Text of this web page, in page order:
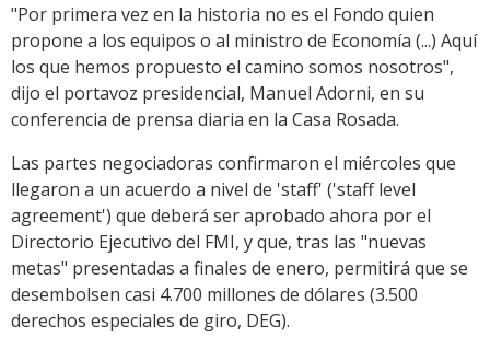
"Por primera vez en la historia no es el Fondo quien
propone a los equipos o al ministro de Economía (...) Aquí
los que hemos propuesto el camino somos nosotros",
dijo el portavoz presidencial, Manuel Adorni, en su
conferencia de prensa diaria en la Casa Rosada.
Las partes negociadoras confirmaron el miércoles que
llegaron a un acuerdo a nivel de 'staff' ('staff level
agreement') que deberá ser aprobado ahora por el
Directorio Ejecutivo del FMI, y que, tras las "nuevas
metas" presentadas a finales de enero, permitirá que se
desembolsen casi 4.700 millones de dólares (3.500
derechos especiales de giro, DEG).